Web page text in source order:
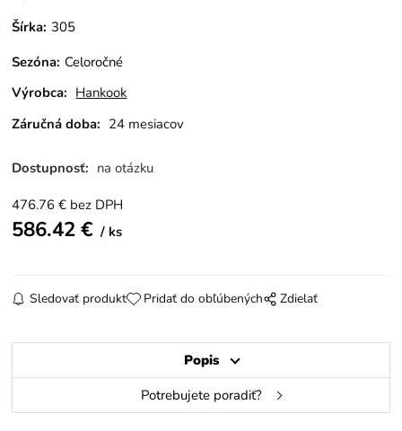
Šírka: 305
Sezóna: Celoročné
Výrobca: Hankook
Záručná doba: 24 mesiacov
Dostupnosť: na otázku
476.76 € bez DPH
586.42€ ks
Sledovať produkt Pridať do obľúbených Zdielať
Popis
Potrebujete poradiť?